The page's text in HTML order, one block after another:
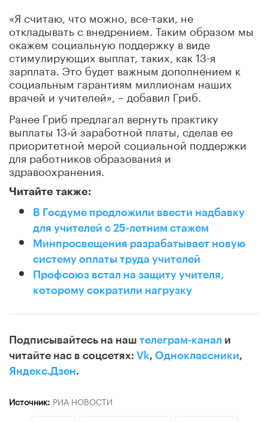
«Я считаю, что можно, все-таки, не
откладывать с внедрением. Таким образом мы
окажем социальную поддержку в виде
стимулирующих выплат, таких, как 13-я
зарплата. Это будет важным дополнением к
социальным гарантиям миллионам наших
врачей и учителей», – добавил Гриб.
Ранее Гриб предлагал вернуть практику
выплаты 13‑й заработной платы, сделав ее
приоритетной мерой социальной поддержки
для работников образования и
здравоохранения.
Читайте также:
В Госдуме предложили ввести надбавку
для учителей с 25-летним стажем
Минпросвещения разрабатывает новую
систему оплаты труда учителей
Профсоюз встал на защиту учителя,
которому сократили нагрузку
Подписывайтесь на наш телеграм-канал и
читайте нас в соцсетях: Vk, Одноклассники,
Яндекс.Дзен.
Источник: РИА НОВОСТИ